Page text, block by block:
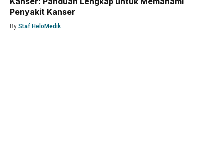
Penyakit Kanser
By Staf HeloMedik